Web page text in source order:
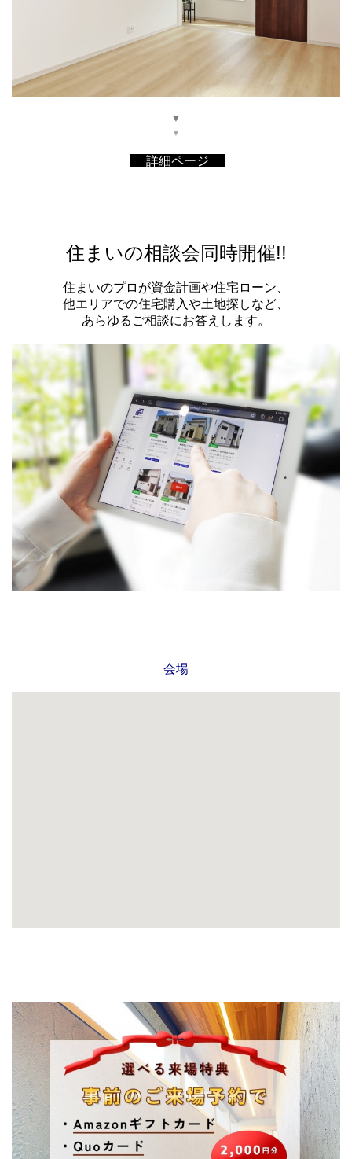
▼
▼
詳細ページ
住まいの相談会同時開催!!
住まいのプロが資金計画や住宅ローン、
他エリアでの住宅購入や土地探しなど、
あらゆるご相談にお答えします。
会場